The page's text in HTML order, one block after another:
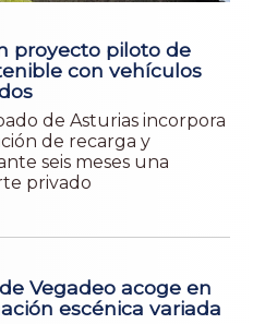
proyecto piloto de
con vehículos
de Asturias incorpora
de recarga y
seis meses una
privado
Vegadeo acoge en
escénica variada